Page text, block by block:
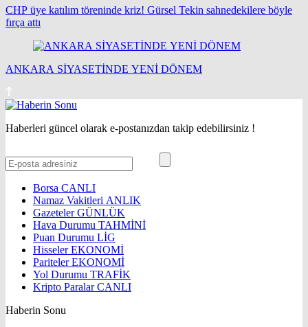
CHP üye katılım töreninde kriz! Gürsel Tekin sahnedekilere böyle
fırça attı
ANKARA SİYASETİNDE YENİ DÖNEM
Haberleri güncel olarak e-postanızdan takip edebilirsiniz !
Borsa CANLI
Namaz Vakitleri ANLIK
GazetelerGÜNLÜK
Hava Durumu TAHMİNİ
Puan Durumu LİG
HisselerEKONOMİ
ParitelerEKONOMİ
Yol Durumu TRAFİK
Kripto ParalarCANLI
Haberin Sonu